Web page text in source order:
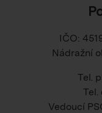
IČO:
Nádražní
Tel.
Tel.
Vedoucí